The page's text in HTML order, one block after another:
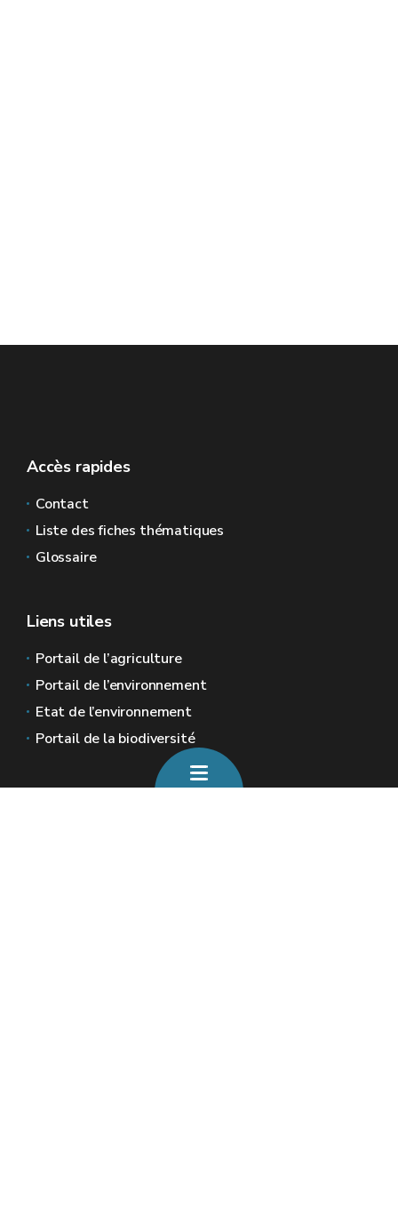
Accès rapides
Contact
Liste des fiches thématiques
Glossaire
Liens utiles
Portail de l’agriculture
Portail de l’environnement
Etat de l’environnement
Portail de la biodiversité